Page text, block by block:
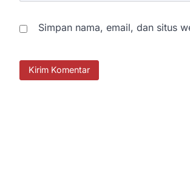
Simpan nama, email, dan situs